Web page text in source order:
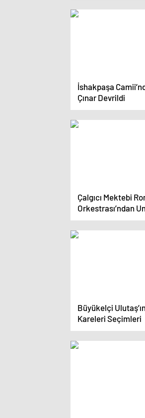
İshakpaşa
Çınar Devrildi
Çalgıcı Mektebi
Orkestrası’ndan
Konser
Büyükelçi Ulutaş’ın
Kareleri Seçimleri